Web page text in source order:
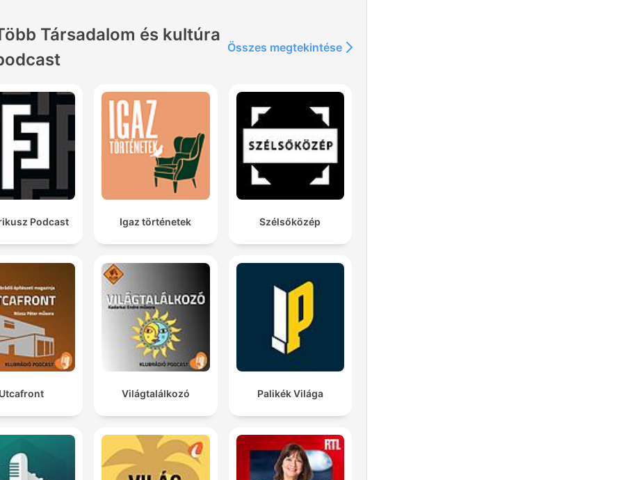
Társadalom és kultúra
Összes megtekintése
Podcast Igaz történetek Szélsőközép
Világtalálkozó Palikék Világa